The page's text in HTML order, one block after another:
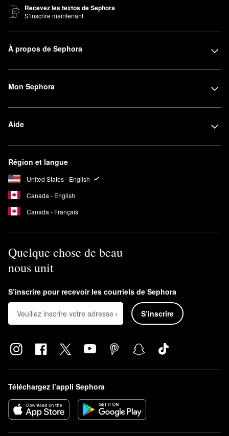
Recevez les textos de Sephora
S’inscrire maintenant
À propos de Sephora
Mon Sephora
Aide
Région et langue
United States - English
Canada - English
Canada - Français
Quelque chose de beau
nous unit
S’inscrire pour recevoir les courriels de Sephora
S’inscrire
Téléchargez l’appli Sephora